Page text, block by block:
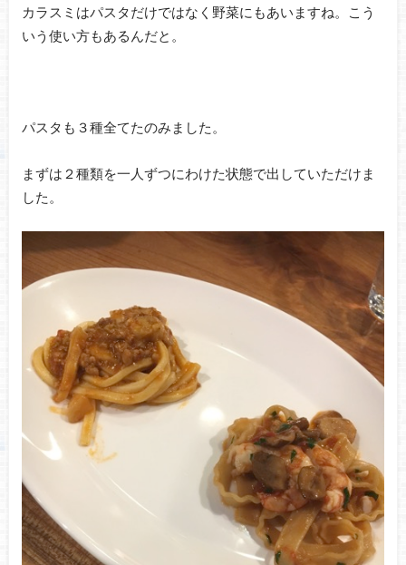
カラスミはパスタだけではなく野菜にもあいますね。こう
いう使い方もあるんだと。
パスタも３種全てたのみました。
まずは２種類を一人ずつにわけた状態で出していただけま
した。